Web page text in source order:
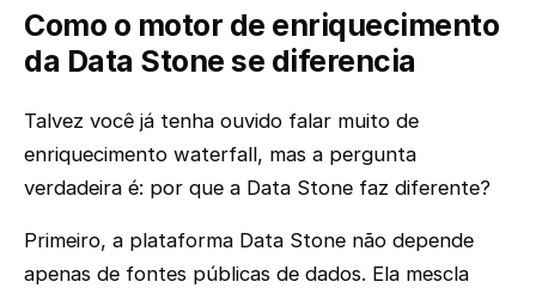
Como o motor de enriquecimento
da Data Stone se diferencia
Talvez você já tenha ouvido falar muito de
enriquecimento waterfall, mas a pergunta
verdadeira é: por que a Data Stone faz diferente?
Primeiro, a plataforma Data Stone não depende
apenas de fontes públicas de dados. Ela mescla